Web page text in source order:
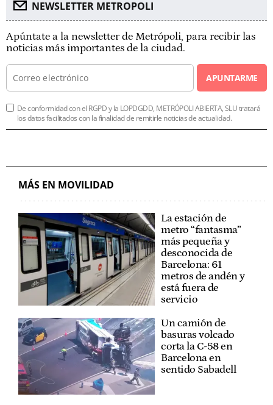
NEWSLETTER METROPOLI
Apúntate a la newsletter de Metrópoli, para recibir las
noticias más importantes de la ciudad.
APUNTARME
De conformidad con el RGPD y la LOPDGDD, METRÓPOLI ABIERTA, SLU tratará
los datos facilitados con la finalidad de remitirle noticias de actualidad.
MÁS EN MOVILIDAD
La estación de
metro “fantasma”
más pequeña y
desconocida de
Barcelona: 61
metros de andén y
está fuera de
servicio
Un camión de
basuras volcado
corta la C-58 en
Barcelona en
sentido Sabadell